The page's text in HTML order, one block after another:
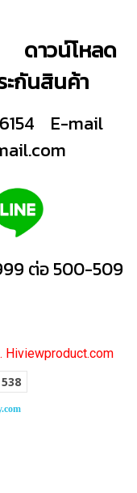
ดาวน์โหลด
ะกันสินค้า
E-mail
ต่อ 500-509
538